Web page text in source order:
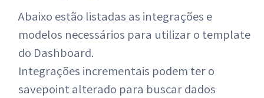
Abaixo estão listadas as integrações e
modelos necessários para utilizar o template
do Dashboard.
Integrações incrementais podem ter o
savepoint alterado para buscar dados